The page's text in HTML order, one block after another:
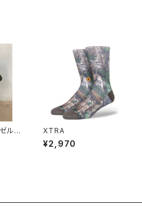
ル
XTRA
¥2,970